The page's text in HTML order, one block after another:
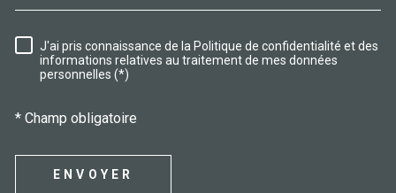
RÈGLEMENTATION
J'ai pris connaissance de la Politique de confidentialité et des
informations relatives au traitement de mes données
personnelles (*)
* Champ obligatoire
ENVOYER